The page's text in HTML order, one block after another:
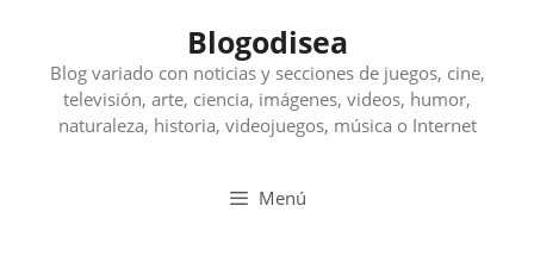
contenido
Blogodisea
Blog variado con noticias y secciones de juegos, cine,
televisión, arte, ciencia, imágenes, videos, humor,
naturaleza, historia, videojuegos, música o Internet
Menú